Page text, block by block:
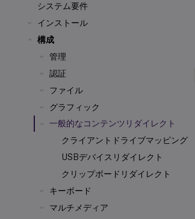
システム要件
インストール
構成
管理
認証
ファイル
グラフィック
一般的なコンテンツリダイレクト
クライアントドライブマッピング
USBデバイスリダイレクト
クリップボードリダイレクト
キーボード
マルチメディア